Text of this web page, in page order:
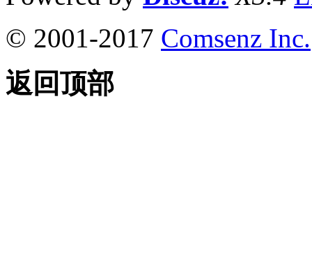
© 2001-2017 Comsenz Inc.
返回顶部